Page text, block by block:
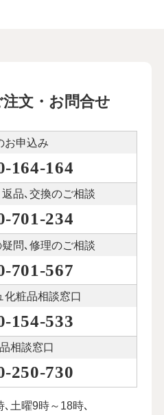
文・お問合せ
お申込み
164-164
返品､交換のご相談
701-234
疑問､修理のご相談
701-567
化粧品相談窓口
154-533
相談窓口
250-730
土曜9時～18時､